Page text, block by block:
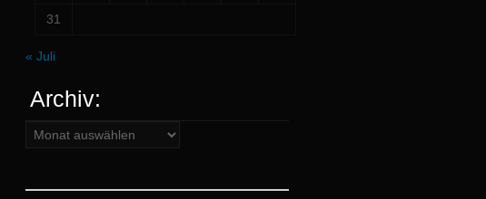
31
« Juli
Archiv:
Archiv: